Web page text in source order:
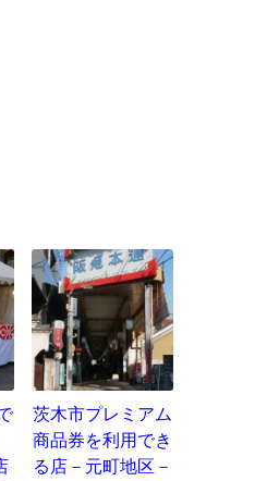
茨木市プレミアム
商品券を利用でき
る店－元町地区－